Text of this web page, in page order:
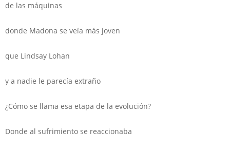
de las máquinas
donde Madona se veía más joven
que Lindsay Lohan
y a nadie le parecía extraño
¿Cómo se llama esa etapa de la evolución?
Donde al sufrimiento se reaccionaba